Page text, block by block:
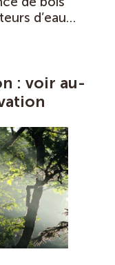
d’eau…
: voir au-